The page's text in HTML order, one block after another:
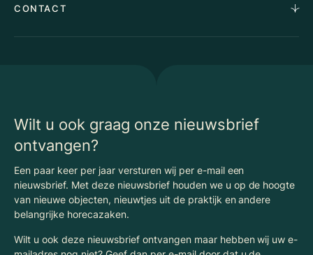
Advies
Vacatures
Algemene voorwaarden
Vergunningen
CONTACT
Wilt u ook graag onze nieuwsbrief
ontvangen?
Een paar keer per jaar versturen wij per e-mail een
nieuwsbrief. Met deze nieuwsbrief houden we u op de hoogte
van nieuwe objecten, nieuwtjes uit de praktijk en andere
belangrijke horecazaken.
Wilt u ook deze nieuwsbrief ontvangen maar hebben wij uw e-